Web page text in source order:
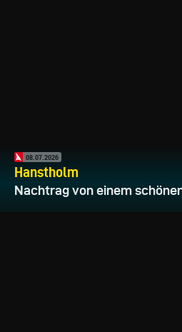
08.07.2026
Hanstholm
Nachtrag von einem